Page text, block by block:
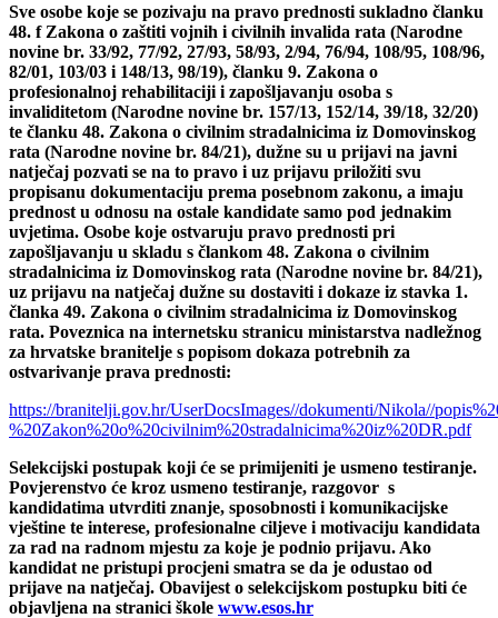
Sve osobe koje se pozivaju na pravo prednosti sukladno članku
48. f Zakona o zaštiti vojnih i civilnih invalida rata (Narodne
novine br. 33/92, 77/92, 27/93, 58/93, 2/94, 76/94, 108/95, 108/96,
82/01, 103/03 i 148/13, 98/19), članku 9. Zakona o
profesionalnoj rehabilitaciji i zapošljavanju osoba s
invaliditetom (Narodne novine br. 157/13, 152/14, 39/18, 32/20)
te članku 48. Zakona o civilnim stradalnicima iz Domovinskog
rata (Narodne novine br. 84/21), dužne su u prijavi na javni
natječaj pozvati se na to pravo i uz prijavu priložiti svu
propisanu dokumentaciju prema posebnom zakonu, a imaju
prednost u odnosu na ostale kandidate samo pod jednakim
uvjetima. Osobe koje ostvaruju pravo prednosti pri
zapošljavanju u skladu s člankom 48. Zakona o civilnim
stradalnicima iz Domovinskog rata (Narodne novine br. 84/21),
uz prijavu na natječaj dužne su dostaviti i dokaze iz stavka 1.
članka 49. Zakona o civilnim stradalnicima iz Domovinskog
rata. Poveznica na internetsku stranicu ministarstva nadležnog
za hrvatske branitelje s popisom dokaza potrebnih za
ostvarivanje prava prednosti:
https://branitelji.gov.hr/UserDocsImages//dokumenti/Nikola//
%20Zakon%20o%20civilnim%20stradalnicima%20iz%20DR.pdf
Selekcijski postupak koji će se primijeniti je usmeno testiranje.
Povjerenstvo će kroz usmeno testiranje, razgovor s
kandidatima utvrditi znanje, sposobnosti i komunikacijske
vještine te interese, profesionalne ciljeve i motivaciju kandidata
za rad na radnom mjestu za koje je podnio prijavu. Ako
kandidat ne pristupi procjeni smatra se da je odustao od
prijave na natječaj. Obavijest o selekcijskom postupku biti će
objavljena na stranici škole www.esos.hr